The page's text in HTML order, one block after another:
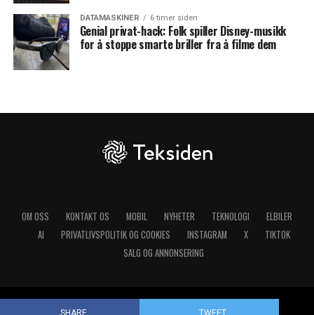
SHARE TWEET
DATAMASKINER 6 timer siden
Genial privat-hack: Folk spiller Disney-musikk
for å stoppe smarte briller fra å filme dem
OM OSS KONTAKT OS MOBIL NYHETER TEKNOLOGI
ELBILER
AI
PRIVATLIVSPOLITIK OG COOKIES INSTAGRAM X
TIKTOK
SALG OG ANNONSERING
Copyright © 2025 Teksiden.no